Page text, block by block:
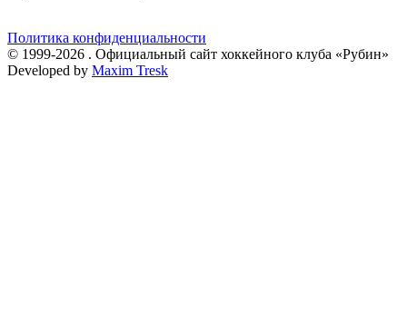
Политика конфиденциальности
© 1999-2026 . Официальный сайт хоккейного клуба «Рубин»
Developed by Maxim Tresk